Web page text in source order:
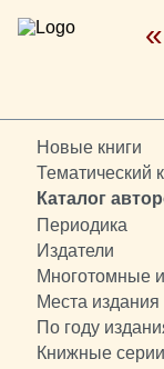
Новые книги
Тематический
Каталог
Периодика
Издатели
Многотомные
Места издания
По году
Книжные серии